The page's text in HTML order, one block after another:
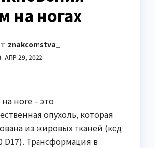
на ногах
znakcomstva_
АПР 29, 2022
ноге – это
опухоль, которая
из жировых тканей (код
D17). Трансформация в